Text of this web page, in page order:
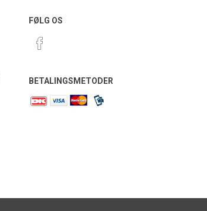
FØLG OS
BETALINGSMETODER